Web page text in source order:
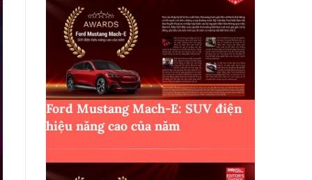
Ford Mustang Mach-E: SUV điện
hiệu năng cao của năm